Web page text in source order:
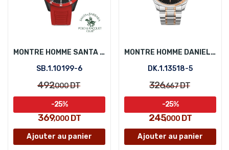
MONTRE HOMME SANTA BARBARA POLO SB.1.10199-6
SB.1.10199-6
492,000DT
369,000 DT
-25%
Ajouter au panier
MONTRE HOMME DANIEL KLEIN DK.1.13518-5
DK.1.13518-5
326,667DT
245,000 DT
-25%
Ajouter au panier